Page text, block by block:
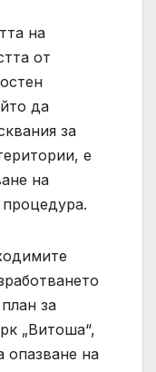
на
от
да
за
е
на
за
„Витоша“,
опазване на